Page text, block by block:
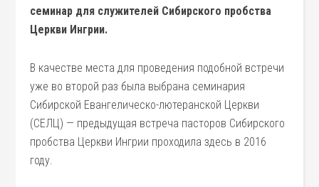
семинар для служителей Сибирского пробства
Церкви Ингрии.
В качестве места для проведения подобной встречи
уже во второй раз была выбрана семинария
Сибирской Евангелическо-лютеранской Церкви
(СЕЛЦ) — предыдущая встреча пасторов Сибирского
пробства Церкви Ингрии проходила здесь в 2016
году.